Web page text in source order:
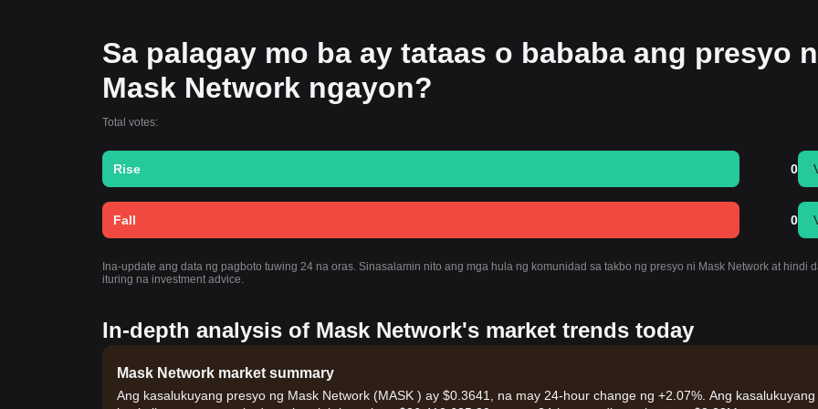
Sa palagay mo ba ay tataas o bababa ang presyo
Mask Network ngayon?
Total votes:
Rise 0
Fall 0
Ina-update ang data ng pagboto tuwing 24 na oras. Sinasalamin nito ang mga hula ng komunidad sa takbo ng presyo ni Mask Network at hindi
ituring na investment advice.
In-depth analysis of Mask Network's market trends today
Mask Network market summary
Ang kasalukuyang presyo ng Mask Network (MASK ) ay $0.3641, na may 24-hour change ng +2.07%. Ang kasalukuyang